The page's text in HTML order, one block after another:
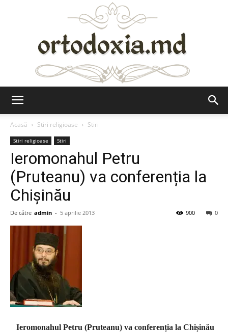
Acasă
Stiri religioase Stiri
Stiri religioase Stiri
Ieromonahul Petru
(Pruteanu) va conferenția la
Chișinău
De către admin - 5 aprilie 2013 0
900
Ieromonahul Petru (Pruteanu) va conferenția la Chișinău